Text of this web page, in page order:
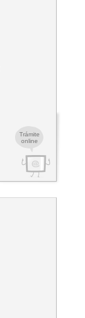
Trámite
online